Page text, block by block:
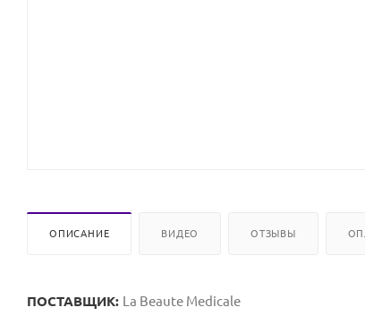
ОПИСАНИЕ ВИДЕО ОТЗЫВЫ
ПОСТАВЩИК: La Beaute Medicale